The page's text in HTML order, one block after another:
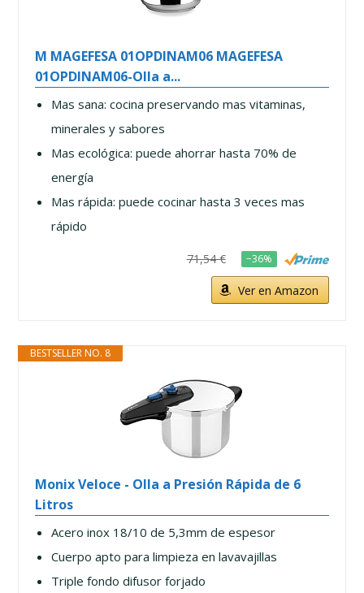
M MAGEFESA 01OPDINAM06 MAGEFESA
01OPDINAM06-Olla a...
Mas sana: cocina preservando mas vitaminas,
minerales y sabores
Mas ecológica: puede ahorrar hasta 70% de
energía
Mas rápida: puede cocinar hasta 3 veces mas
rápido
71,54 € −36%
Ver en Amazon
BESTSELLER NO. 8
Monix Veloce - Olla a Presión Rápida de 6
Litros
Acero inox 18/10 de 5,3mm de espesor
Cuerpo apto para limpieza en lavavajillas
Triple fondo difusor forjado